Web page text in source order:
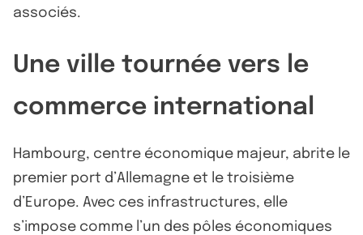
associés.
Une ville tournée vers le
commerce international
Hambourg, centre économique majeur, abrite le
premier port d’Allemagne et le troisième
d’Europe. Avec ces infrastructures, elle
s’impose comme l’un des pôles économiques